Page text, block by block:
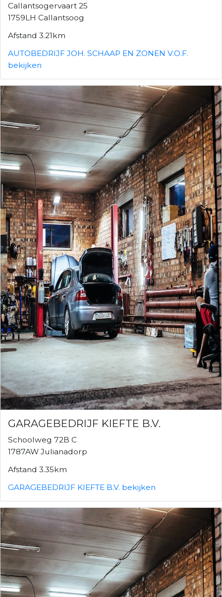
Callantsogervaart 25
1759LH Callantsoog
Afstand 3.21km
AUTOBEDRIJF JOH. SCHAAP EN ZONEN V.O.F.
bekijken
GARAGEBEDRIJF KIEFTE B.V.
Schoolweg 72B C
1787AW Julianadorp
Afstand 3.35km
GARAGEBEDRIJF KIEFTE B.V. bekijken